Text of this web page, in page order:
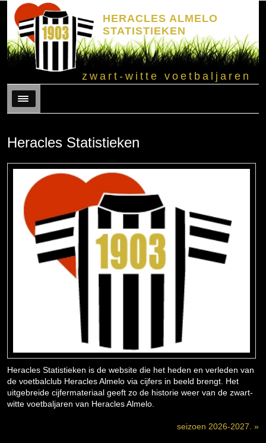
HERACLES ALMELO
STATISTIEKEN
zwart-witte voetbaljaren
Menu
Heracles Statistieken
Heracles Statistieken is de website die het heden en verleden van
de voetbalclub Heracles Almelo via cijfers in beeld brengt. Het
uitgebreide cijfermateriaal geeft zo de historie weer van de zwart-
witte voetbaljaren van Heracles Almelo.
seizoen 2026-2027. »